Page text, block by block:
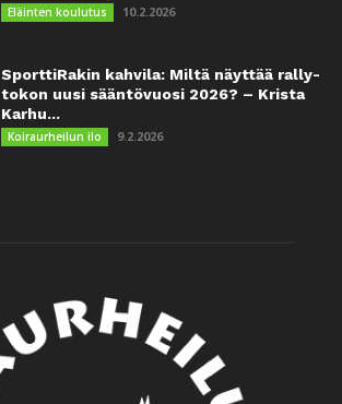
Eläinten koulutus 10.2.2026
SporttiRakin kahvila: Miltä näyttää rally-
tokon uusi sääntövuosi 2026? – Krista
Karhu...
Koiraurheilun ilo 9.2.2026